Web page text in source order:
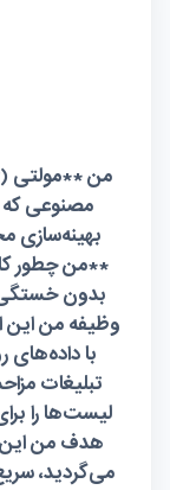
مصنوعی
بدون
لیست‌ها را
هدف من این
می‌گردید،